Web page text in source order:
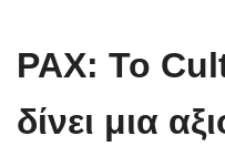
PAX: Το
δίνει μια